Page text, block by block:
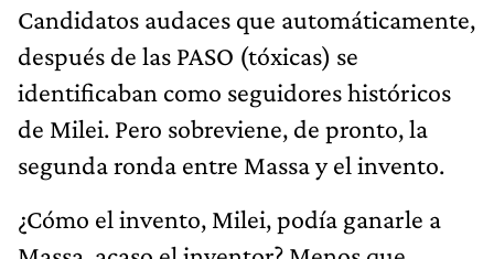
Candidatos audaces que automáticamente,
después de las PASO (tóxicas) se
identificaban como seguidores históricos
de Milei. Pero sobreviene, de pronto, la
segunda ronda entre Massa y el invento.
¿Cómo el invento, Milei, podía ganarle a